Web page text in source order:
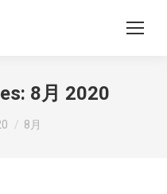
8月 2020
8月